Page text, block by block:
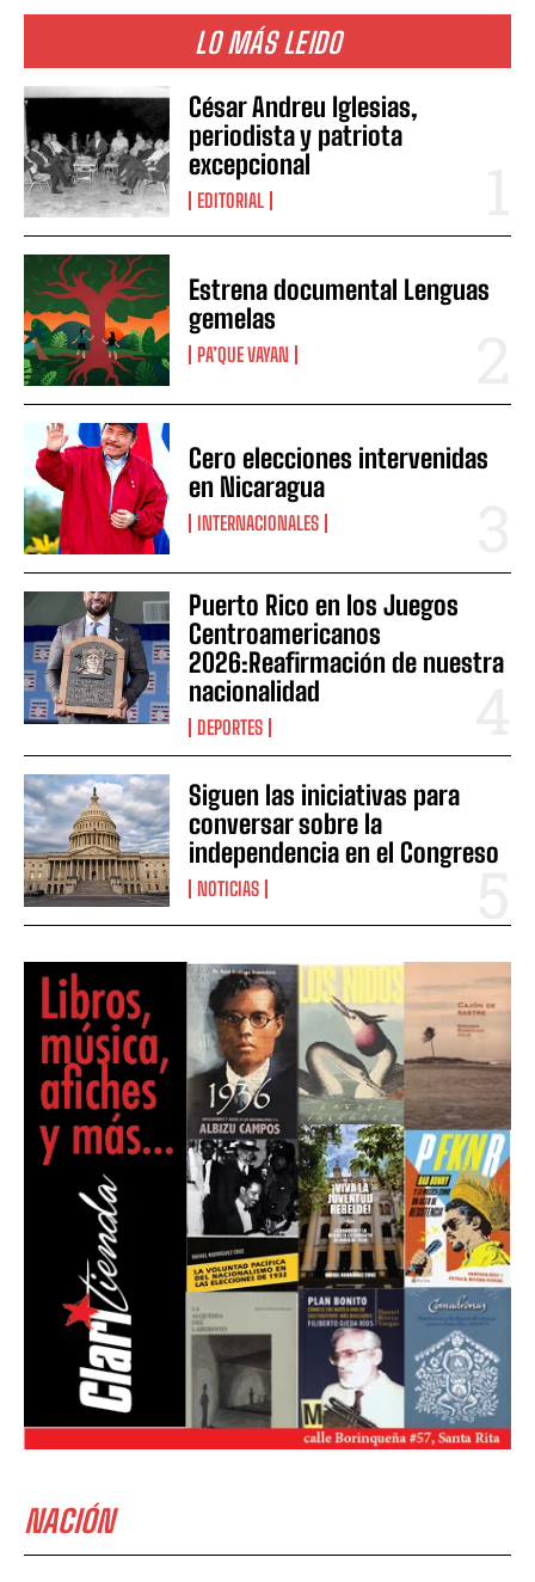
LO MÁS LEIDO
César Andreu Iglesias,
periodista y patriota
excepcional
EDITORIAL
Estrena documental Lenguas
gemelas
PA’QUE VAYAN
Cero elecciones intervenidas
en Nicaragua
INTERNACIONALES
Puerto Rico en los Juegos
Centroamericanos
2026:Reafirmación de nuestra
nacionalidad
DEPORTES
Siguen las iniciativas para
conversar sobre la
independencia en el Congreso
NOTICIAS
NACIÓN